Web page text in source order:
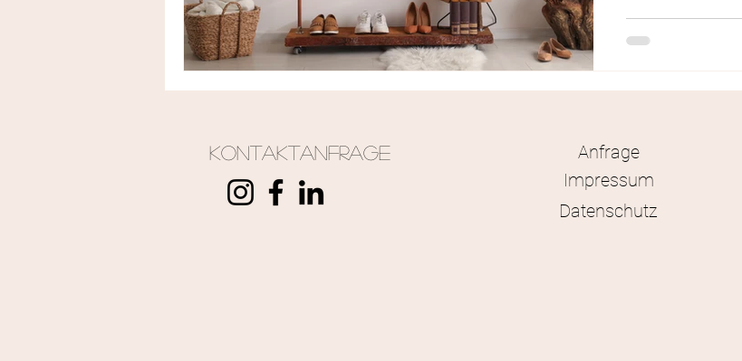
Impressum
Anfrage
Datenschutz
Kontaktanfrage